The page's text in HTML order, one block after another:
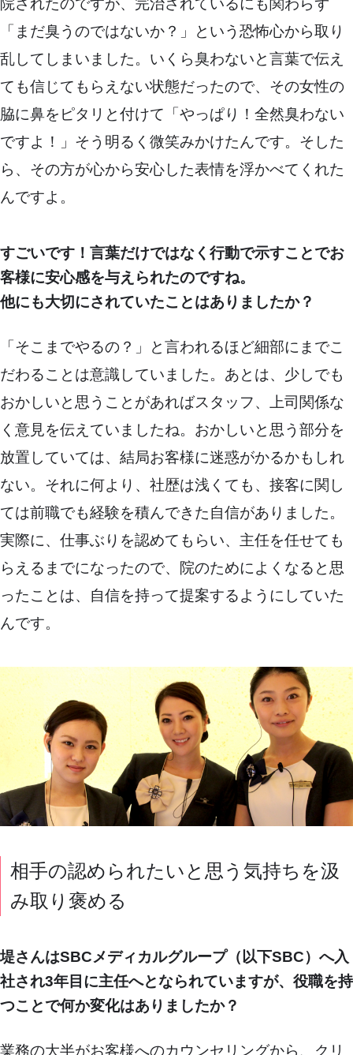
院されたのですが、完治されているにも関わらず
「まだ臭うのではないか？」という恐怖心から取り
乱してしまいました。いくら臭わないと言葉で伝え
ても信じてもらえない状態だったので、その女性の
脇に鼻をピタリと付けて「やっぱり！全然臭わない
ですよ！」そう明るく微笑みかけたんです。そした
ら、その方が心から安心した表情を浮かべてくれた
んですよ。
すごいです！言葉だけではなく行動で示すことでお
客様に安心感を与えられたのですね。
他にも大切にされていたことはありましたか？
「そこまでやるの？」と言われるほど細部にまでこ
だわることは意識していました。あとは、少しでも
おかしいと思うことがあればスタッフ、上司関係な
く意見を伝えていましたね。おかしいと思う部分を
放置していては、結局お客様に迷惑がかるかもしれ
ない。それに何より、社歴は浅くても、接客に関し
ては前職でも経験を積んできた自信がありました。
実際に、仕事ぶりを認めてもらい、主任を任せても
らえるまでになったので、院のためによくなると思
ったことは、自信を持って提案するようにしていた
んです。
相手の認められたいと思う気持ちを汲
み取り褒める
堤さんはSBCメディカルグループ（以下SBC）へ入
社され3年目に主任へとなられていますが、役職を持
つことで何か変化はありましたか？
業務の大半がお客様へのカウンセリングから、クリ